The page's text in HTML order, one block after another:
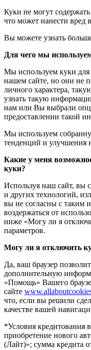
Куки не могут
что может нанести вред
Вы можете узнать
Для чего мы
Мы используем куки
нашем сайте, но они не
личного характера,
узнать такую
нам или Вы выбрали
предоставлении такой
Мы используем
тенденций и улучшения
Какие у меня
куки?
Используя наш сайт, вы
и других технологий,
вы не согласны с таким
воздержаться от
ниже «Могу ли я
параметров.
Могу ли я отключить
Да, ваш браузер
дополнительную
«Помощь» Вашего
сайте
что, если вы решили
качестве вашей
*Условия
приобретение нового
(Лайт)»; сумма кредита